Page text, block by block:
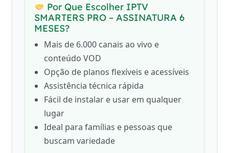
Por Que Escolher IPTV
SMARTERS PRO – ASSINATURA 6
MESES?
Mais de 6.000 canais ao vivo e
conteúdo VOD
Opção de planos flexíveis e acessíveis
Assistência técnica rápida
Fácil de instalar e usar em qualquer
lugar
Ideal para famílias e pessoas que
buscam variedade